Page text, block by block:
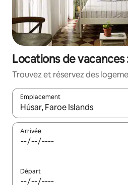
Locations de vacances
Trouvez et réservez des
Emplacement
Quand les résultats sont
Arrivée
Départ